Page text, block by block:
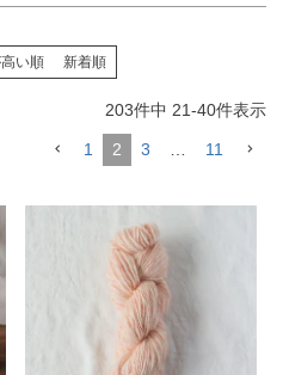
い順 新着順
203件中 21-40件表示
1 2 3 11